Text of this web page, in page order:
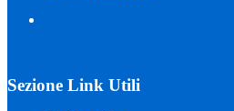
Sezione Link Utili